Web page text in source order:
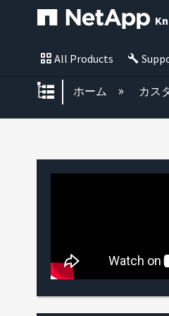
All Products
グローバル
ホーム カス